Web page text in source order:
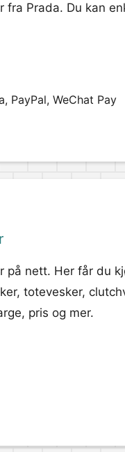
fra Prada. Du kan
PayPal, WeChat Pay
på nett. Her får du
totevesker,
pris og mer.